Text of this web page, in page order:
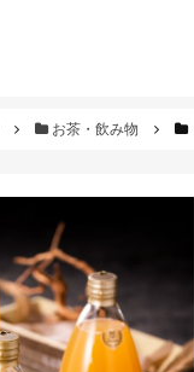
お茶・飲み物